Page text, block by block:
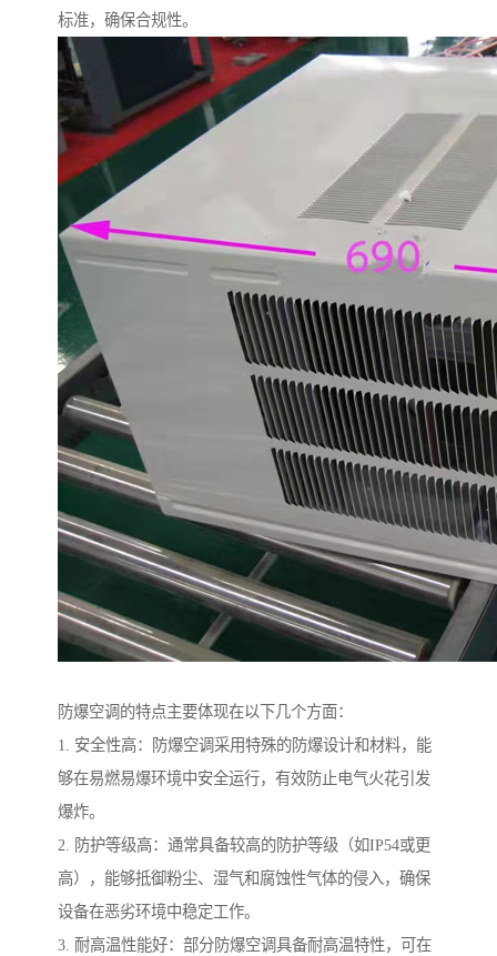
标准，确保合规性。
防爆空调的特点主要体现在以下几个方面：
1. 安全性高：防爆空调采用特殊的防爆设计和材料，能
够在易燃易爆环境中安全运行，有效防止电气火花引发
爆炸。
2. 防护等级高：通常具备较高的防护等级（如IP54或更
高），能够抵御粉尘、湿气和腐蚀性气体的侵入，确保
设备在恶劣环境中稳定工作。
3. 耐高温性能好：部分防爆空调具备耐高温特性，可在